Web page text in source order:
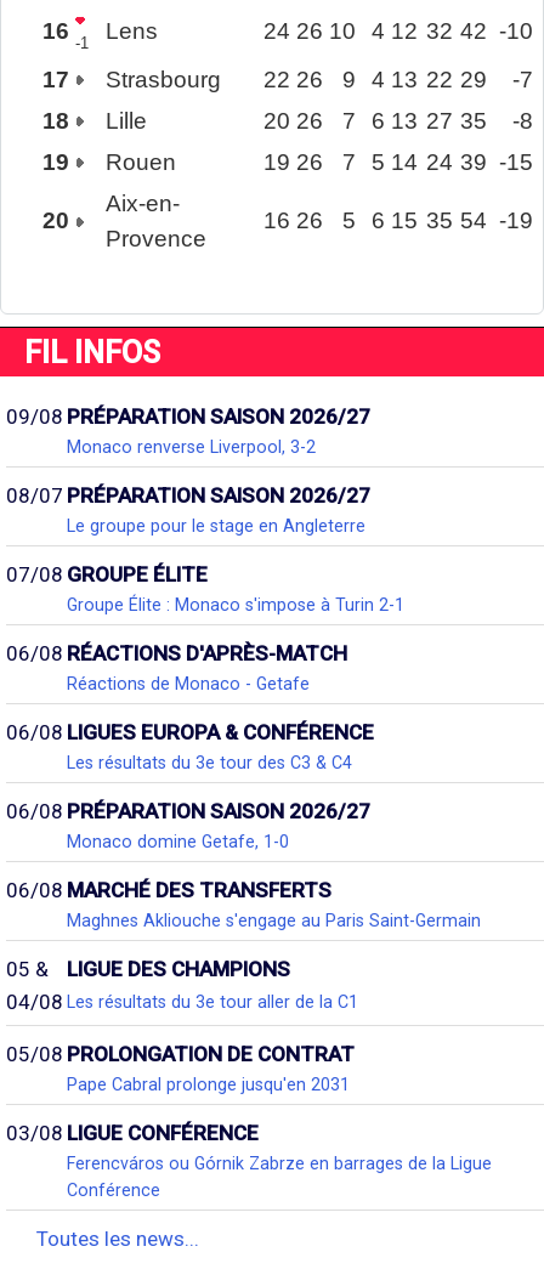
16 -1 Lens 24 26 10 4 12 32 42 -10
17
Strasbourg 22 26 9 4 13 22 29
-7
18
Lille 20 26 7 6 13 27 35
-8
19
Rouen 19 26 7 5 14 24 39 -15
20
Aix-en-
Provence
16 26 5 6 15 35 54 -19
FIL INFOS
09/08 PRÉPARATION SAISON 2026/27
Monaco renverse Liverpool, 3-2
08/07 PRÉPARATION SAISON 2026/27
Le groupe pour le stage en Angleterre
07/08 GROUPE ÉLITE
Groupe Élite : Monaco s'impose à Turin 2-1
06/08 RÉACTIONS D'APRÈS-MATCH
Réactions de Monaco - Getafe
06/08 LIGUES EUROPA & CONFÉRENCE
Les résultats du 3e tour des C3 & C4
06/08 PRÉPARATION SAISON 2026/27
Monaco domine Getafe, 1-0
06/08 MARCHÉ DES TRANSFERTS
Maghnes Akliouche s'engage au Paris Saint-Germain
05 &
04/08
LIGUE DES CHAMPIONS
Les résultats du 3e tour aller de la C1
05/08 PROLONGATION DE CONTRAT
Pape Cabral prolonge jusqu'en 2031
03/08 LIGUE CONFÉRENCE
Ferencváros ou Górnik Zabrze en barrages de la Ligue
Conférence
Toutes les news...